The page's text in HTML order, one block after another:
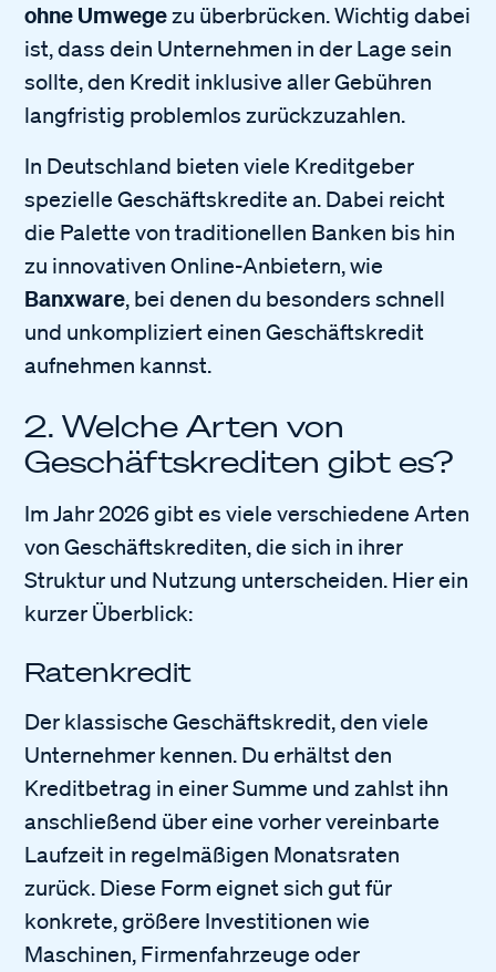
ohne Umwegezu überbrücken. Wichtig dabei
ist, dass dein Unternehmen in der Lage sein
sollte, den Kredit inklusive aller Gebühren
langfristig problemlos zurückzuzahlen.
In Deutschland bieten viele Kreditgeber
spezielle Geschäftskredite an. Dabei reicht
die Palette von traditionellen Banken bis hin
zu innovativen Online-Anbietern, wie
Banxware, bei denen du besonders schnell
und unkompliziert einen Geschäftskredit
aufnehmen kannst.
2. Welche Arten von
Geschäftskrediten gibt es?
Im Jahr 2026 gibt es viele verschiedene Arten
von Geschäftskrediten, die sich in ihrer
Struktur und Nutzung unterscheiden. Hier ein
kurzer Überblick:
Ratenkredit
Der klassische Geschäftskredit, den viele
Unternehmer kennen. Du erhältst den
Kreditbetrag in einer Summe und zahlst ihn
anschließend über eine vorher vereinbarte
Laufzeit in regelmäßigen Monatsraten
zurück. Diese Form eignet sich gut für
konkrete, größere Investitionen wie
Maschinen, Firmenfahrzeuge oder